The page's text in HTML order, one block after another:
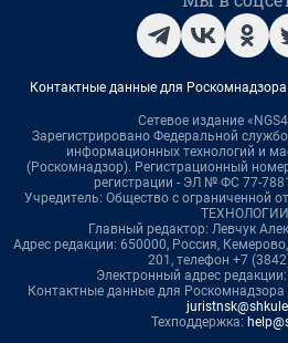
Контактные данные для
Сетевое издание
Зарегистрировано Федеральной
информационных технологий и
(Роскомнадзор). Регистрационный
регистрации - ЭЛ № ФС 77-
Учредитель: Общество с ограниченной
Главный редактор: Левчук
Адрес редакции: 650000, Россия,
201, телефон +7
Электронный адрес редакции:
Контактные данные для Роскомнадзора
Техподдержка: